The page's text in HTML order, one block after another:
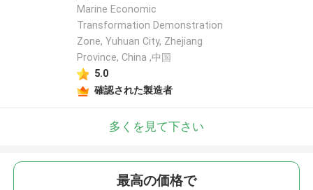
Marine Economic
Transformation Demonstration
Zone, Yuhuan City, Zhejiang
Province, China ,中国
5.0
確認された製造者
多くを見て下さい
最高の価格で